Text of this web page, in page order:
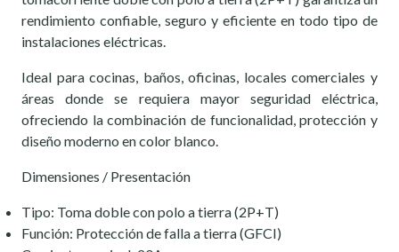
rendimiento confiable, seguro y eficiente en todo tipo de
instalaciones eléctricas.
Ideal para cocinas, baños, oficinas, locales comerciales y
áreas donde se requiera mayor seguridad eléctrica,
ofreciendo la combinación de funcionalidad, protección y
diseño moderno en color blanco.
Dimensiones / Presentación
Tipo: Toma doble con polo a tierra (2P+T)
Función: Protección de falla a tierra (GFCI)